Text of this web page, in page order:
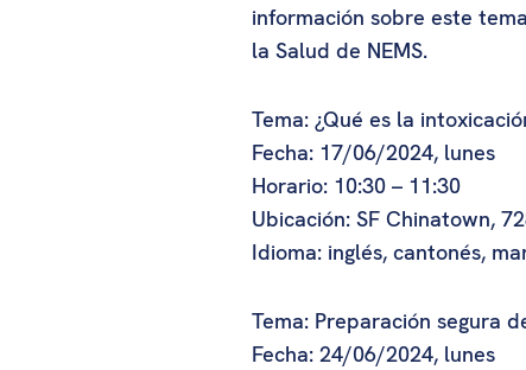
información sobre este
la Salud de NEMS.
Tema: ¿Qué es la
Fecha: 17/06/2024, lunes
Horario: 10:30 – 11:30
Ubicación: SF Chinatown,
Idioma: inglés, cantonés,
Tema: Preparación segura
Fecha: 24/06/2024, lunes